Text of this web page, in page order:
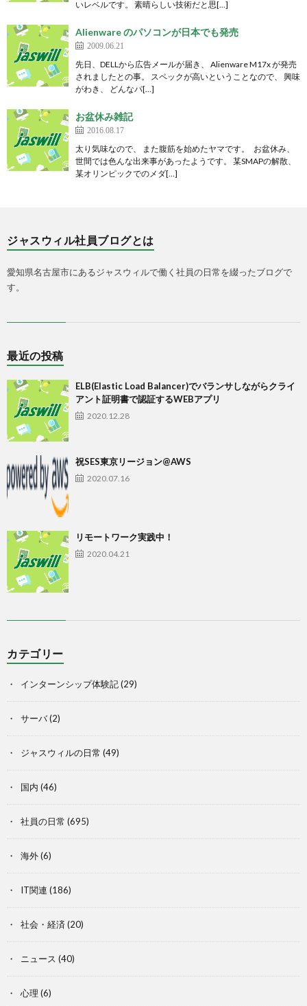
いレベルです。 素晴らしい技術だと思[…]
Alienware のパソコンが日本でも発売
2009.06.21
先日、DELLから広告メールが届き、 Alienware M17x が発売
されましたとの事。 スペックが高いということなので、 興味
がわき、 どんなパ[…]
お盆休み雑記
2016.08.17
太り気味なので、 また腹筋を始めたヤマです。 お盆休み、
世間では色んな出来事があったようです。 某SMAPの解散、
某オリンピックでのメダ[…]
ジャスウィル社員ブログとは
愛知県名古屋市にあるジャスウィルで働く社員の日常を綴ったブログで
す。
最近の投稿
ELB(Elastic Load Balancer)でバランサしながらクライ
アント証明書で認証するWEBアプリ
2020.12.28
祝SES東京リージョン@AWS
2020.07.16
リモートワーク実践中！
2020.04.21
カテゴリー
インターンシップ体験記(29)
サーバ(2)
ジャスウィルの日常 (49)
国内 (46)
社員の日常 (695)
海外(6)
IT関連 (186)
社会・経済 (20)
ニュース (40)
心理 (6)